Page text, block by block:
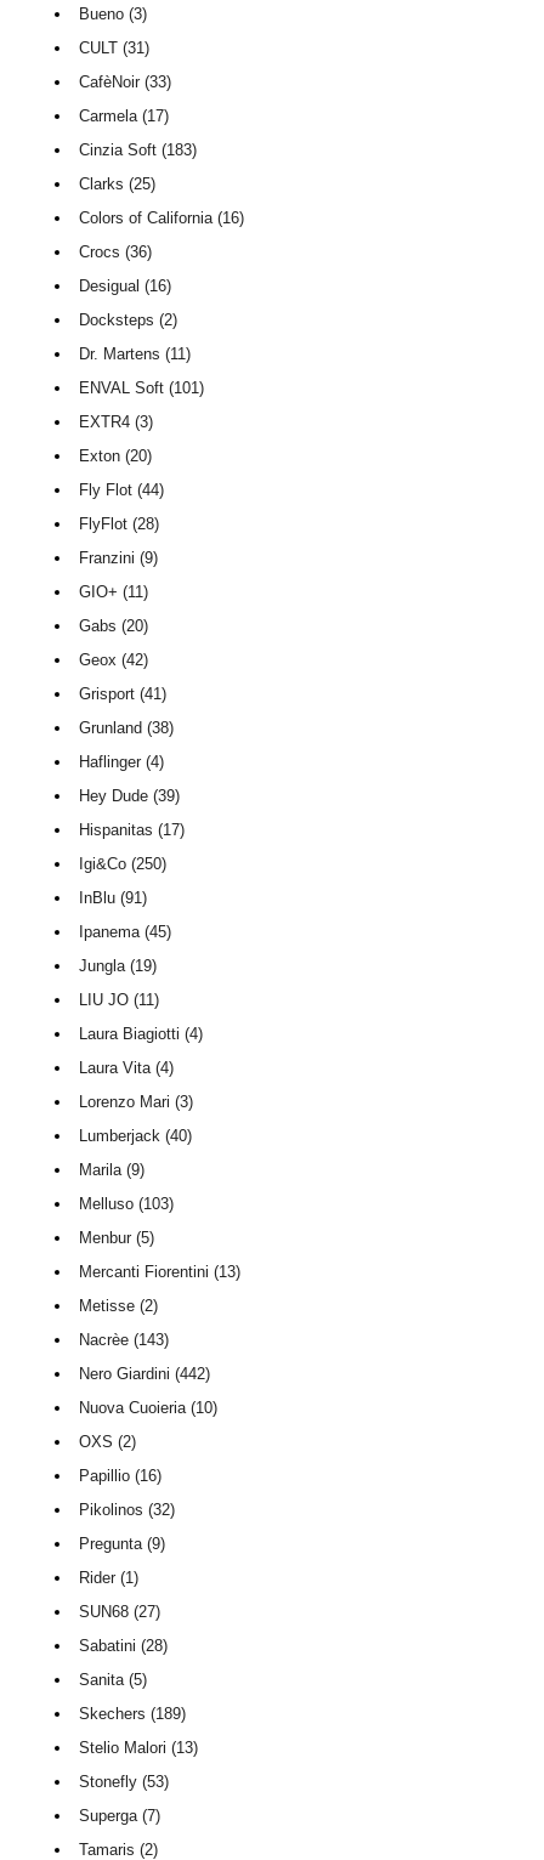
Bueno (3)
CULT (31)
CafèNoir (33)
Carmela (17)
Cinzia Soft (183)
Clarks (25)
Colors of California (16)
Crocs (36)
Desigual (16)
Docksteps (2)
Dr. Martens (11)
ENVAL Soft (101)
EXTR4 (3)
Exton (20)
Fly Flot (44)
FlyFlot (28)
Franzini (9)
GIO+ (11)
Gabs (20)
Geox (42)
Grisport (41)
Grunland (38)
Haflinger (4)
Hey Dude (39)
Hispanitas (17)
Igi&Co (250)
InBlu (91)
Ipanema (45)
Jungla (19)
LIU JO (11)
Laura Biagiotti (4)
Laura Vita (4)
Lorenzo Mari (3)
Lumberjack (40)
Marila (9)
Melluso (103)
Menbur (5)
Mercanti Fiorentini (13)
Metisse (2)
Nacrèe (143)
Nero Giardini (442)
Nuova Cuoieria (10)
OXS (2)
Papillio (16)
Pikolinos (32)
Pregunta (9)
Rider (1)
SUN68 (27)
Sabatini (28)
Sanita (5)
Skechers (189)
Stelio Malori (13)
Stonefly (53)
Superga (7)
Tamaris (2)